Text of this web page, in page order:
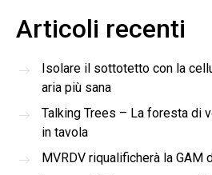
Articoli recenti
Isolare il sottotetto con la
aria più sana
Talking Trees – La foresta di
in tavola
MVRDV riqualificherà la GAM